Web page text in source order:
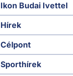
Ikon Budai Ivettel
Hírek
Célpont
Sporthírek